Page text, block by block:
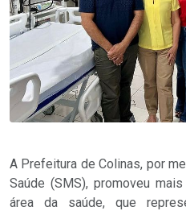
A Prefeitura de Colinas, por
Saúde (SMS), promoveu
área da saúde, que